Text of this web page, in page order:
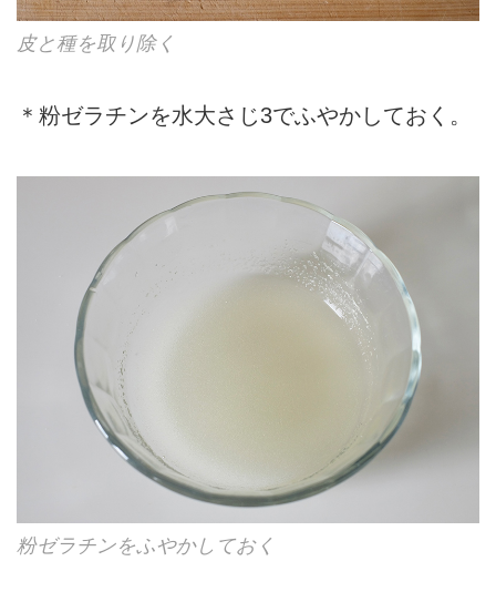
皮と種を取り除く
＊粉ゼラチンを水大さじ3でふやかしておく。
粉ゼラチンをふやかしておく